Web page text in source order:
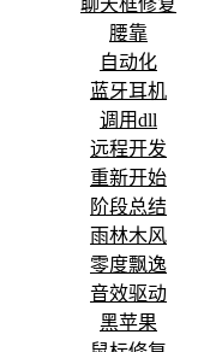
聊天框修复
腰靠
自动化
蓝牙耳机
调用dll
远程开发
重新开始
阶段总结
雨林木风
零度飘逸
音效驱动
黑苹果